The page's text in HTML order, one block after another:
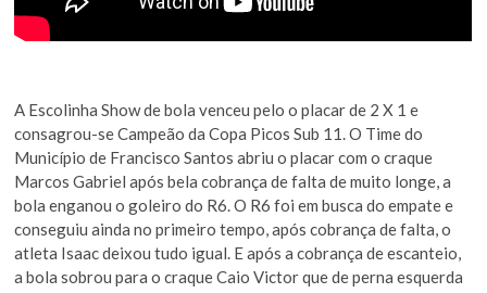
A Escolinha Show de bola venceu pelo o placar de 2 X 1 e
consagrou-se Campeão da Copa Picos Sub 11. O Time do
Município de Francisco Santos abriu o placar com o craque
Marcos Gabriel após bela cobrança de falta de muito longe, a
bola enganou o goleiro do R6. O R6 foi em busca do empate e
conseguiu ainda no primeiro tempo, após cobrança de falta, o
atleta Isaac deixou tudo igual. E após a cobrança de escanteio,
a bola sobrou para o craque Caio Victor que de perna esquerda